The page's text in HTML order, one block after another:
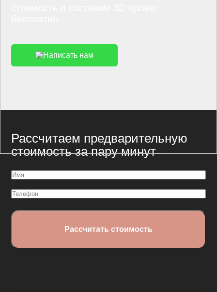
Написать нам
Рассчитаем предварительную
стоимость за пару минут
Имя
Телефон